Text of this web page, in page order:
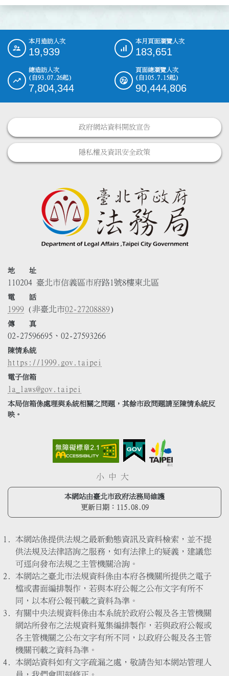
::: 本月造訪人次
19,939
本月頁面瀏覽人次
183,651
總造訪人次
(自93.07.26起)
7,804,344
頁面總瀏覽人次
(自105.7.15起)
90,444,806
政府網站資料開放宣告
隱私權及資訊安全政策
地 址
110204 臺北市信義區市府路1號8樓東北區
電 話
1999 (非臺北市02-27208889)
傳 真
02-27596695、02-27593266
陳情系統
https://1999.gov.taipei
電子信箱
la_laws@gov.taipei
本局信箱係處理與系統相關之問題，其餘市政問題請至陳情系統反
映。
小 中 大
本網站由臺北市政府法務局維護
更新日期： 115.08.09
本網站係提供法規之最新動態資訊及資料檢索，並不提
供法規及法律諮詢之服務，如有法律上的疑義，建議您
可逕向發布法規之主管機關洽詢。
本網站之臺北市法規資料係由本府各機關所提供之電子
檔或書面編排製作，若與本府公報之公布文字有所不
同，以本府公報刊載之資料為準。
有關中央法規資料係由本系統於政府公報及各主管機關
網站所發布之法規資料蒐集編排製作，若與政府公報或
各主管機關之公布文字有所不同，以政府公報及各主管
機關刊載之資料為準。
本網站資料如有文字疏漏之處，敬請告知本網站管理人
員，我們會即刻修正。